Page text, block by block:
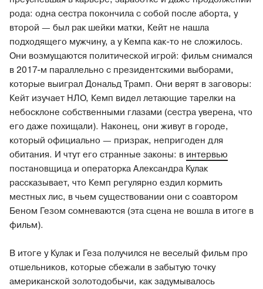
рода: одна сестра покончила с собой после аборта, у
второй — был рак шейки матки, Кейт не нашла
подходящего мужчину, а у Кемпа как-то не сложилось.
Они возмущаются политической игрой: фильм снимался
в 2017-м параллельно с президентскими выборами,
которые выиграл Дональд Трамп. Они верят в заговоры:
Кейт изучает НЛО, Кемп видел летающие тарелки на
небосклоне собственными глазами (сестра уверена, что
его даже похищали). Наконец, они живут в городе,
который официально — призрак, непригоден для
обитания. И чтут его странные законы: в интервью
постановщица и операторка Александра Кулак
рассказывает, что Кемп регулярно ездил кормить
местных лис, в чьем существовании они с соавтором
Беном Гезом сомневаются (эта сцена не вошла в итоге в
фильм).
В итоге у Кулак и Геза получился не веселый фильм про
отшельников, которые сбежали в забытую точку
американской золотодобычи, как задумывалось